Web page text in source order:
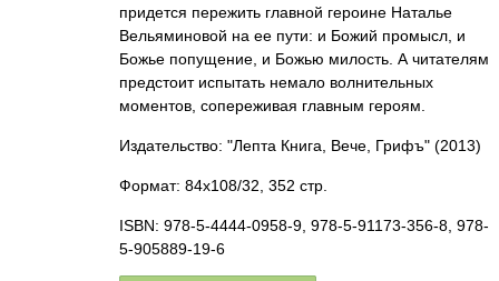
придется пережить главной героине Наталье
Вельяминовой на ее пути: и Божий промысл, и
Божье попущение, и Божью милость. А читателям
предстоит испытать немало волнительных
моментов, сопереживая главным героям.
Издательство: "Лепта Книга, Вече, Грифъ" (2013)
Формат: 84x108/32, 352 стр.
ISBN: 978-5-4444-0958-9, 978-5-91173-356-8, 978-
5-905889-19-6